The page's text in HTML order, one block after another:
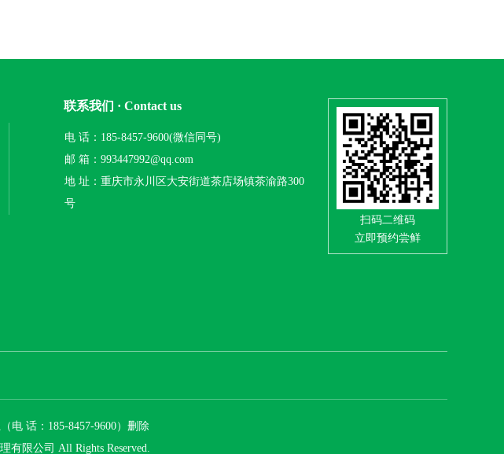
联系我们 · Contact us
电 话：185-8457-9600(微信同号)
邮 箱：993447992@qq.com
地 址：重庆市永川区大安街道茶店场镇茶渝路300
号
扫码二维码
立即预约尝鲜
电 话：185-8457-9600）删除
有限公司 All Rights Reserved.